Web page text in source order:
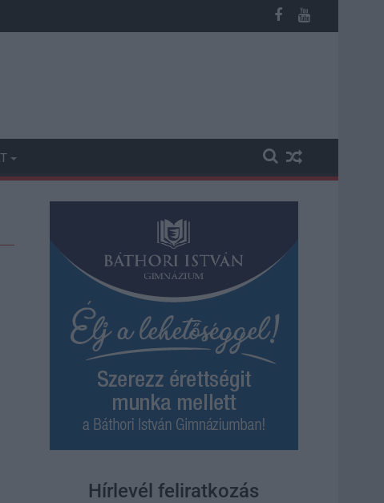
vesztegetés miatt 3 év letöltendőt kaphat és ez csak az
Hírlevél feliratkozás